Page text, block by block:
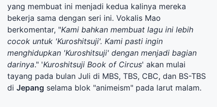
yang membuat ini menjadi kedua kalinya mereka
bekerja sama dengan seri ini. Vokalis Mao
berkomentar, "Kami bahkan membuat lagu ini lebih
cocok untuk 'Kuroshitsuji'. Kami pasti ingin
menghidupkan 'Kuroshitsuji' dengan menjadi bagian
darinya." 'Kuroshitsuji Book of Circus' akan mulai
tayang pada bulan Juli di MBS, TBS, CBC, dan BS-TBS
di Jepang selama blok "animeism" pada larut malam.